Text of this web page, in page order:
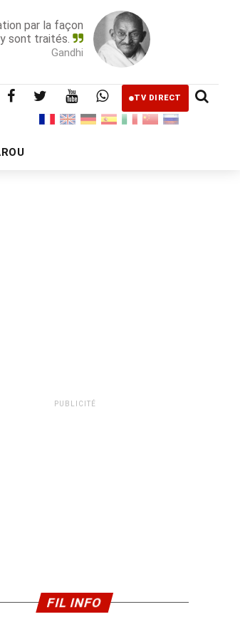
par la façon
sont traités.
Gandhi
TV DIRECT
PUBLICITÉ
FIL INFO